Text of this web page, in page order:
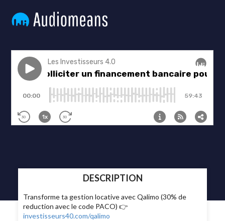
DESCRIPTION
Transforme ta gestion locative avec Qalimo (30% de
reduction avec le code PACO) 👉
investisseurs40.com/qalimo